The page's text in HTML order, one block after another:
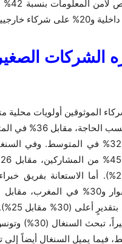
الإقليمي البالغ 9%.
الشركات
يمثل أولوية، مقارنةً بـ 32% في